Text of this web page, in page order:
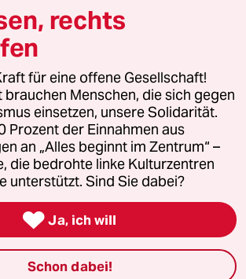
und Vertriebs GmbH
Bei rechtlichen Fragen oder für Genehmigungen
lizenzen@taz.de
Kommune-Richtlinien
Datenschutz Impressum AGB
widerrufen (Ads)
rechts
für eine offene Gesellschaft!
brauchen Menschen, die sich gegen
einsetzen, unsere Solidarität.
Prozent der Einnahmen aus
an „Alles beginnt im Zentrum“ –
die bedrohte linke Kulturzentren
unterstützt. Sind Sie dabei?
 Ja, ich will
Schon dabei!